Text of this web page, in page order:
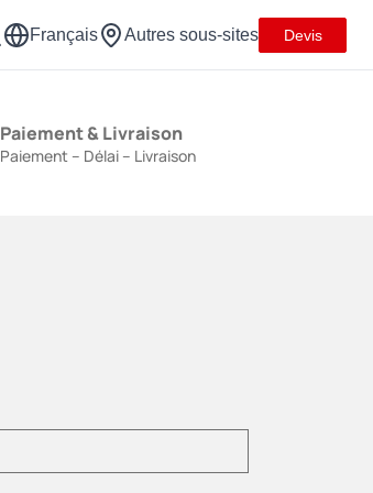
Français Autres sous-sites Devis
Paiement & Livraison
Paiement – Délai – Livraison